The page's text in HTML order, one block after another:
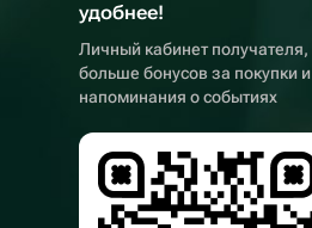
удобнее!
Личный кабинет получателя,
больше бонусов за покупки и
напоминания о событиях